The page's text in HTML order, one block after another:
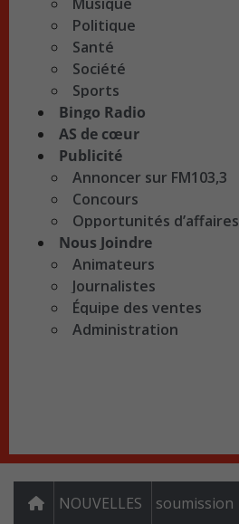
Politique
Santé
Société
Sports
Bingo Radio
AS de cœur
Publicité
Annoncer sur FM103,3
Concours
Opportunités d’affaires
Nous Joindre
Animateurs
Journalistes
Équipe des ventes
Administration
NOUVELLES soumission